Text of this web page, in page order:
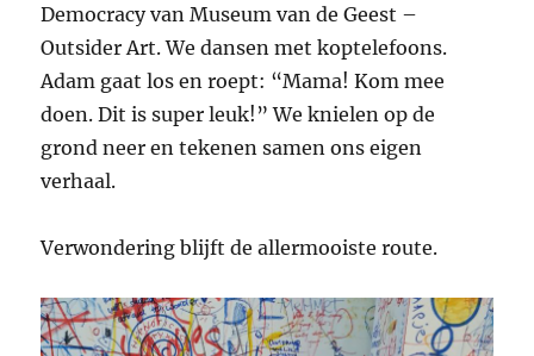
Democracy van Museum van de Geest –
Outsider Art. We dansen met koptelefoons.
Adam gaat los en roept: “Mama! Kom mee
doen. Dit is super leuk!” We knielen op de
grond neer en tekenen samen ons eigen
verhaal.
Verwondering blijft de allermooiste route.